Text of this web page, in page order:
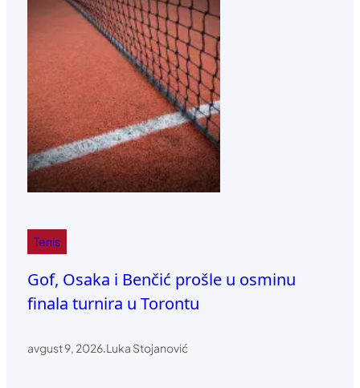
Tenis
Gof, Osaka i Benčić prošle u osminu
finala turnira u Torontu
avgust 9, 2026.Luka Stojanović